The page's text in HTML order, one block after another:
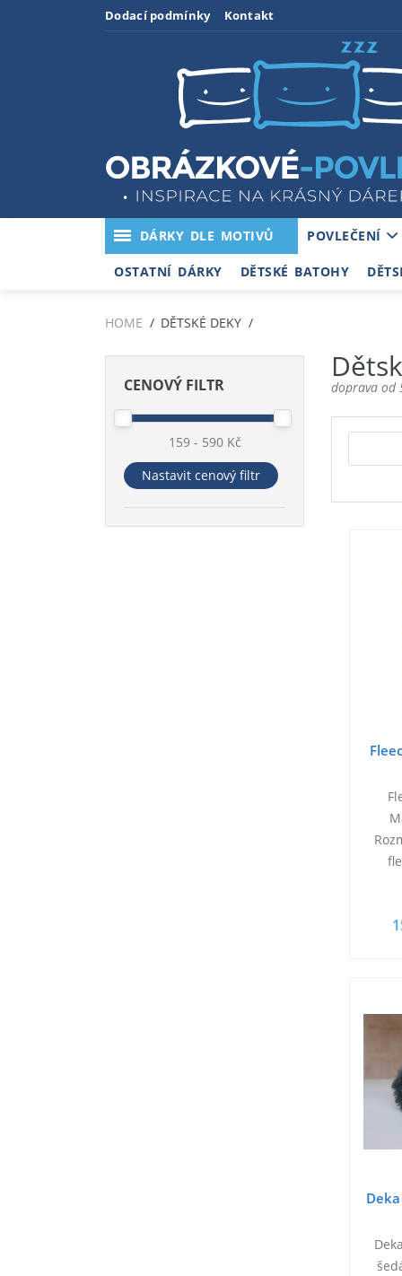
Dodací podmínky Kontakt
DÁRKY DLE MOTIVŮ POVLEČENÍ
OSTATNÍ DÁRKY DĚTSKÉ BATOHY
HOME DĚTSKÉ DEKY
CENOVÝ FILTR
159 - 590 Kč
Nastavit cenový filtr
doprava od